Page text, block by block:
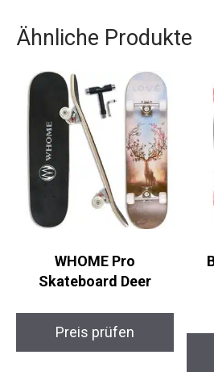
Ähnliche Produkte
Skateboard Deer
Preis prüfen